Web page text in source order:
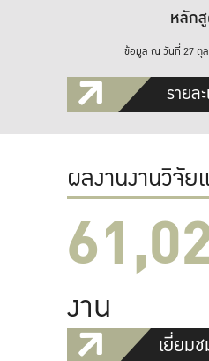
หลัก
ข้อมูล ณ วันที่ 27 ตุ
รายล
ผลงานงานวิจั
งาน
เยี่ยม